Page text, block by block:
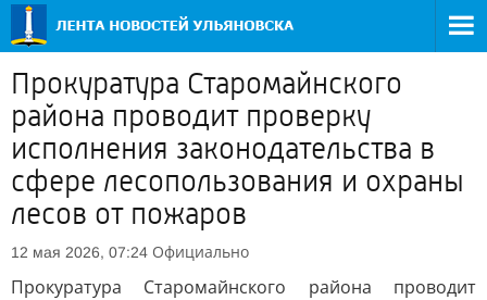
Прокуратура Старомайнского
района проводит проверку
исполнения законодательства в
сфере лесопользования и охраны
лесов от пожаров
12 мая 2026, 07:24 Официально
Прокуратура Старомайнского района проводит